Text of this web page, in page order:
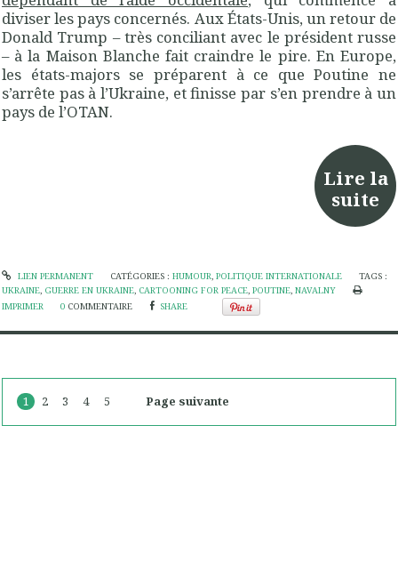
diviser les pays concernés. Aux États-Unis, un retour de
Donald Trump – très conciliant avec le président russe
– à la Maison Blanche fait craindre le pire. En Europe,
les états-majors se préparent à ce que Poutine ne
s’arrête pas à l’Ukraine, et finisse par s’en prendre à un
pays de l’OTAN.
Lire la
suite
LIEN PERMANENT CATÉGORIES : HUMOUR, POLITIQUE INTERNATIONALE
TAGS :
UKRAINE, GUERRE EN UKRAINE, CARTOONING FOR PEACE, POUTINE, NAVALNY
IMPRIMER
0 COMMENTAIRE SHARE
1 2 3 4 5 Page suivante